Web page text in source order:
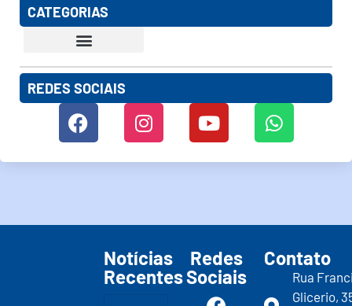
CATEGORIAS
REDES SOCIAIS
Notícias
Recentes
Redes
Sociais
Contato
Rua
Glicerio,